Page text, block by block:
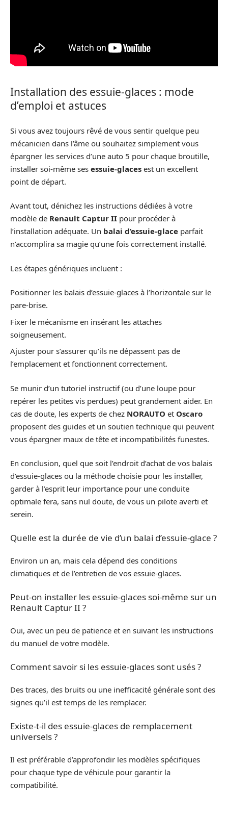
Installation des essuie-glaces : mode
d’emploi et astuces
Si vous avez toujours rêvé de vous sentir quelque peu
mécanicien dans l’âme ou souhaitez simplement vous
épargner les services d’une auto 5 pour chaque broutille,
installer soi-même ses essuie-glaces est un excellent
point de départ.
Avant tout, dénichez les instructions dédiées à votre
modèle de Renault Captur II pour procéder à
l’installation adéquate. Un balai d’essuie-glace parfait
n’accomplira sa magie qu’une fois correctement installé.
Les étapes génériques incluent :
Positionner les balais d’essuie-glaces à l’horizontale sur le
pare-brise.
Fixer le mécanisme en insérant les attaches
soigneusement.
Ajuster pour s’assurer qu’ils ne dépassent pas de
l’emplacement et fonctionnent correctement.
Se munir d’un tutoriel instructif (ou d’une loupe pour
repérer les petites vis perdues) peut grandement aider. En
cas de doute, les experts de chez NORAUTO et Oscaro
proposent des guides et un soutien technique qui peuvent
vous épargner maux de tête et incompatibilités funestes.
En conclusion, quel que soit l’endroit d’achat de vos balais
d’essuie-glaces ou la méthode choisie pour les installer,
garder à l’esprit leur importance pour une conduite
optimale fera, sans nul doute, de vous un pilote averti et
serein.
Quelle est la durée de vie d’un balai d’essuie-glace ?
Environ un an, mais cela dépend des conditions
climatiques et de l’entretien de vos essuie-glaces.
Peut-on installer les essuie-glaces soi-même sur un
Renault Captur II ?
Oui, avec un peu de patience et en suivant les instructions
du manuel de votre modèle.
Comment savoir si les essuie-glaces sont usés ?
Des traces, des bruits ou une inefficacité générale sont des
signes qu’il est temps de les remplacer.
Existe-t-il des essuie-glaces de remplacement
universels ?
Il est préférable d’approfondir les modèles spécifiques
pour chaque type de véhicule pour garantir la
compatibilité.